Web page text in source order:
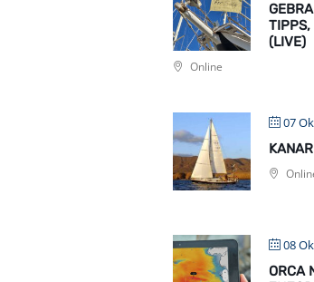
TIPPS,
(LIVE)
Online
07
08
ORCA